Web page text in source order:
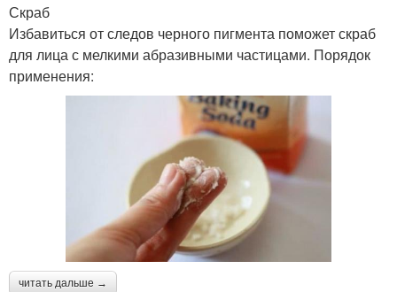
Скраб
Избавиться от следов черного пигмента поможет скраб
для лица с мелкими абразивными частицами. Порядок
применения:
читать дальше →